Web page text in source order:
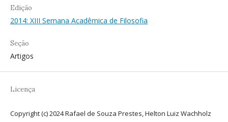
Edição
2014: XIII Semana Acadêmica de Filosofia
Seção
Artigos
Licença
Copyright (c) 2024 Rafael de Souza Prestes, Helton Luiz Wachholz